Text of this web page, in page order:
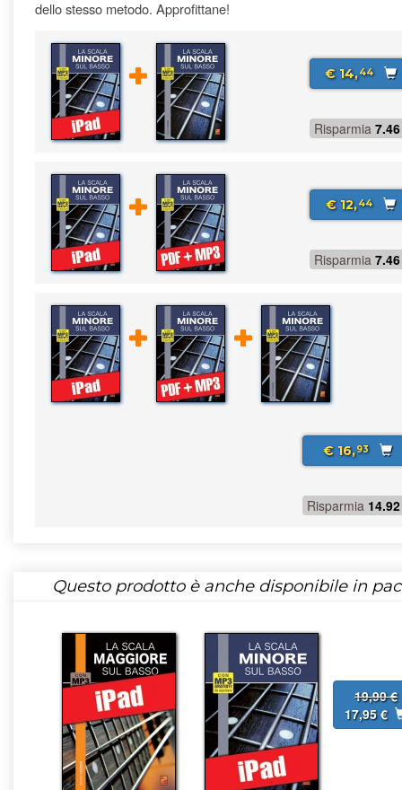
dello stesso metodo. Approfittane!
€ 14,44
Risparmia 7.46
€ 12,44
Risparmia 7.46
€ 16,93
Risparmia 14.92
Questo prodotto è anche disponibile in
19,90 €
17,95 €